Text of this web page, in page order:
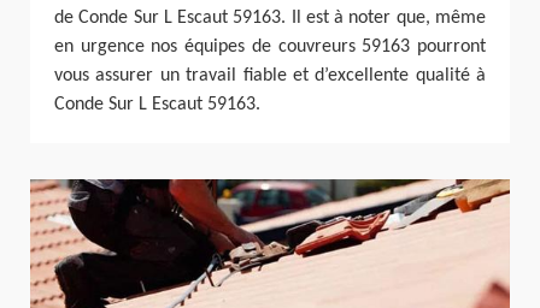
de Conde Sur L Escaut 59163. Il est à noter que, même
en urgence nos équipes de couvreurs 59163 pourront
vous assurer un travail fiable et d’excellente qualité à
Conde Sur L Escaut 59163.